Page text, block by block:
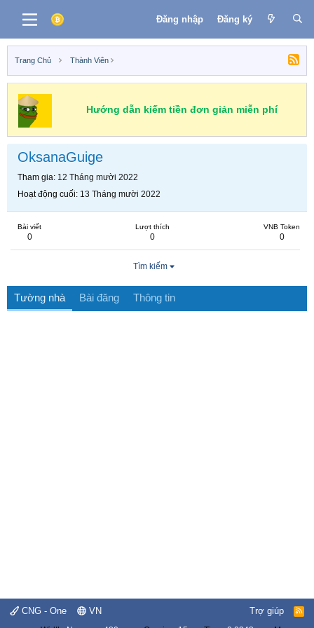
Đăng nhập Đăng ký
Trang Chủ Thành Viên
Hướng dẫn kiếm tiền đơn giản miễn phí
OksanaGuige
Tham gia 12 Tháng mười 2022
Hoạt động cuối 13 Tháng mười 2022
Bài viết
0
Lượt thích
0
VNB Token
0
Tìm kiếm
Tường nhà Bài đăng Thông tin
CNG - One VN Trợ giúp
R